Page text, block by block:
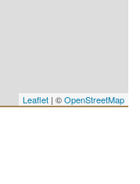
Leaflet | ©OpenStreetMap